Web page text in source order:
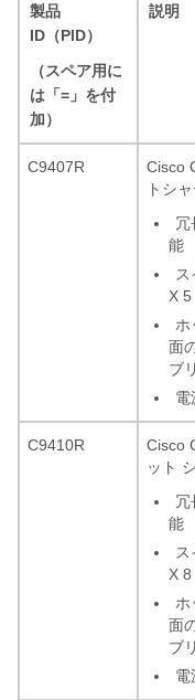
製品
ID（PID）
（スペア用に
は「=」を付
加）
説明
C9407R
Cisco
トシャ
冗
能
X 5
ホ
面
ブリ
電
C9410R
Cisco
ット
冗
能
X 8
ホ
面
ブリ
電